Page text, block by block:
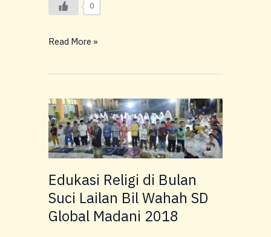
0
Read More »
Edukasi Religi di Bulan
Suci Lailan Bil Wahah SD
Global Madani 2018
Edukasi
Religi
di
Bulan
Lailan
Bil
Wahah
SD